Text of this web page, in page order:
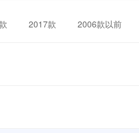
2017款 2006款以前